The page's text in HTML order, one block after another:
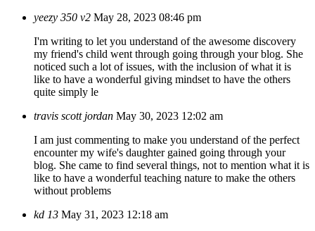
yeezy 350 v2 May 28, 2023 08:46 pm
I'm writing to let you understand of the awesome discovery
my friend's child went through going through your blog. She
noticed such a lot of issues, with the inclusion of what it is
like to have a wonderful giving mindset to have the others
quite simply le
travis scott jordan May 30, 2023 12:02 am
I am just commenting to make you understand of the perfect
encounter my wife's daughter gained going through your
blog. She came to find several things, not to mention what it is
like to have a wonderful teaching nature to make the others
without problems
kd 13 May 31, 2023 12:18 am